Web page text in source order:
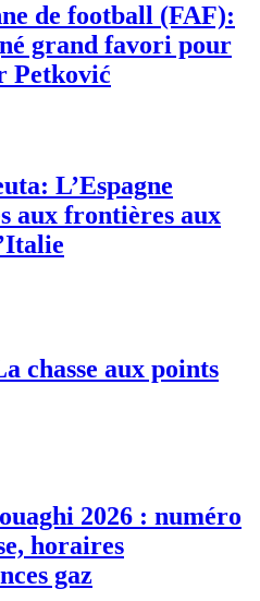
de football (FAF):
grand favori pour
Petković
L’Espagne
aux frontières aux
chasse aux points
2026 : numéro
horaires
gaz